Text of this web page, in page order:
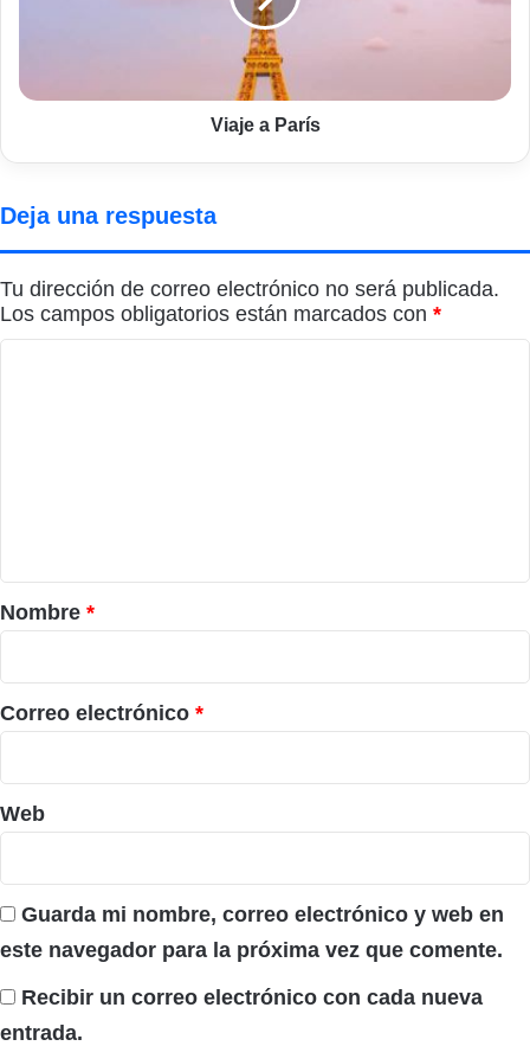
Viaje a París
Deja una respuesta
Tu dirección de correo electrónico no será publicada.
Los campos obligatorios están marcados con *
r
i
o
*
Nombre *
Correo electrónico *
Web
Guarda mi nombre, correo electrónico y web en
este navegador para la próxima vez que comente.
Recibir un correo electrónico con cada nueva
entrada.